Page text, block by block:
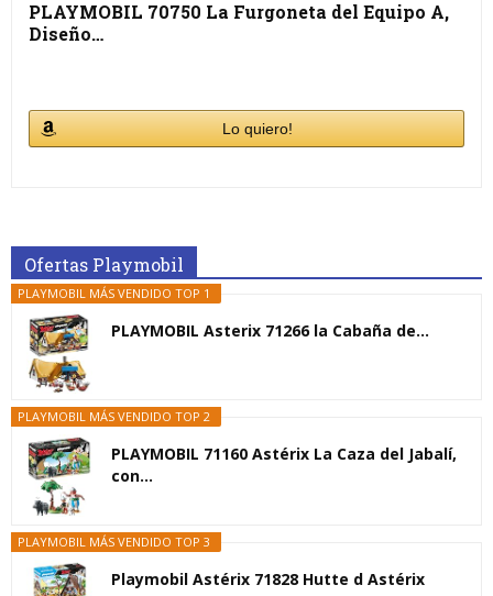
PLAYMOBIL 70750 La Furgoneta del Equipo A,
Diseño…
Lo quiero!
Ofertas Playmobil
PLAYMOBIL MÁS VENDIDO TOP 1
PLAYMOBIL Asterix 71266 la Cabaña de...
PLAYMOBIL MÁS VENDIDO TOP 2
PLAYMOBIL 71160 Astérix La Caza del Jabalí,
con...
PLAYMOBIL MÁS VENDIDO TOP 3
Playmobil Astérix 71828 Hutte d Astérix